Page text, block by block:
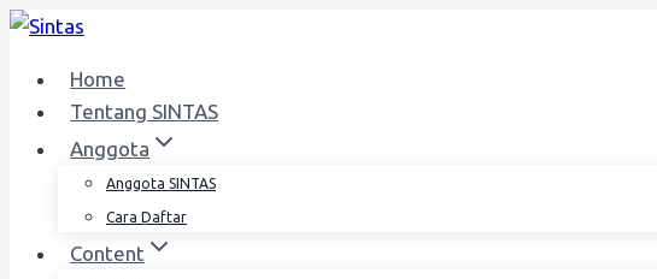
Skip
contentHome
Tentang SINTAS
Anggota
Anggota SINTAS
Cara Daftar
Content